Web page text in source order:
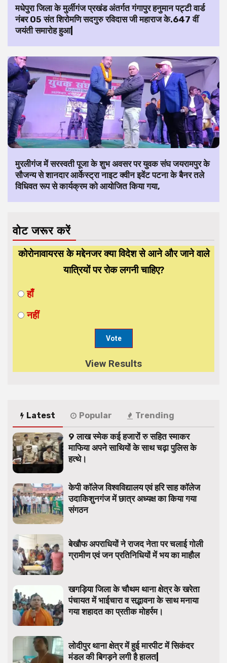
मधेपुरा जिला के मुर्लीगंज प्रखंड अंतर्गत गंगापुर हनुमान पट्टी वार्ड
नंबर 05 संत शिरोमणि सदगुरु रविदास जी महाराज के.647 वीं
जयंती समारोह हुआ|
मुरलीगंज में सरस्वती पूजा के शुभ अवसर पर युवक संघ जयरामपुर के
सौजन्य से शानदार आर्केस्ट्रा नाइट क्वीन इवेंट पटना के बैनर तले
विधिवत रूप से कार्यक्रम को आयोजित किया गया,
वोट जरूर करें
कोरोनावायरस के मद्देनजर क्या विदेश से आने और जाने वाले
यात्रियों पर रोक लगनी चाहिए?
हाँ
नहीं
View Results
Latest Popular Trending
9 लाख स्मेक कई हजारों रु सहित स्माकर
माफिया अपने साथियों के साथ चढ़ा पुलिस के
हत्थे।
केपी कॉलेज विश्वविद्यालय एवं हरि साह कॉलेज
उदाकिशुनगंज में छात्र अध्यक्ष का किया गया
संगठन
बेखौफ अपराधियों ने राजद नेता पर चलाई गोली
ग्रामीण एवं जन प्रतिनिधियों में भय का माहौल
खगड़िया जिला के चौथम थाना क्षेत्र के खरेता
पंचायत में भाईचारा व सद्भावना के साथ मनाया
गया शहादत का प्रतीक मोहर्रम।
लोदीपुर थाना क्षेत्र में हुई मारपीट में सिकंदर
मंडल की बिगड़ने लगी है हालत|